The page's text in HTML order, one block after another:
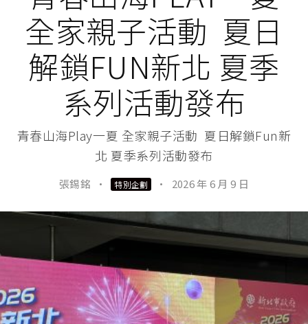
全家親子活動 夏日
解鎖FUN新北 夏季
系列活動發布
青春山海Play一夏 全家親子活動 夏日解鎖Fun新
北 夏季系列活動發布
張錫銘 · 特別企劃 · 2026 年 6 月 9 日